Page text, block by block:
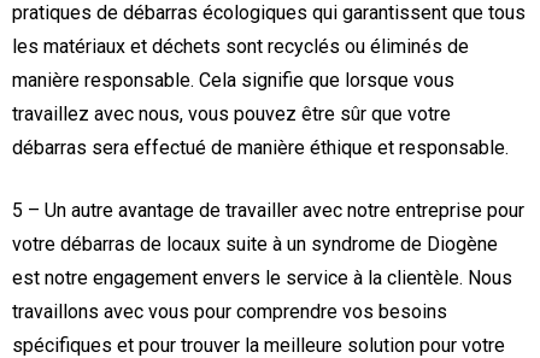
pratiques de débarras écologiques qui garantissent que tous
les matériaux et déchets sont recyclés ou éliminés de
manière responsable. Cela signifie que lorsque vous
travaillez avec nous, vous pouvez être sûr que votre
débarras sera effectué de manière éthique et responsable.
5 – Un autre avantage de travailler avec notre entreprise pour
votre débarras de locaux suite à un syndrome de Diogène
est notre engagement envers le service à la clientèle. Nous
travaillons avec vous pour comprendre vos besoins
spécifiques et pour trouver la meilleure solution pour votre